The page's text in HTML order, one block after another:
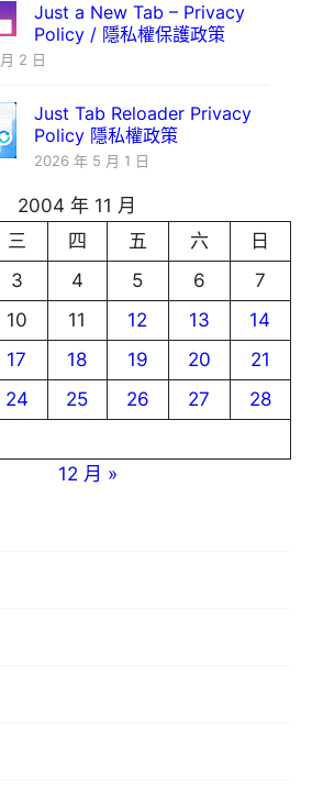
Just a New Tab – Privacy
Policy / 隱私權保護政策
2 日
Just Tab Reloader Privacy
Policy 隱私權政策
2026 年 5 月 1 日
2004 年 11 月
三 四 五 六
日
3 4 5 6
7
10 11 12 13
14
17 18 19 20
21
24 25 26 27
28
12 月 »